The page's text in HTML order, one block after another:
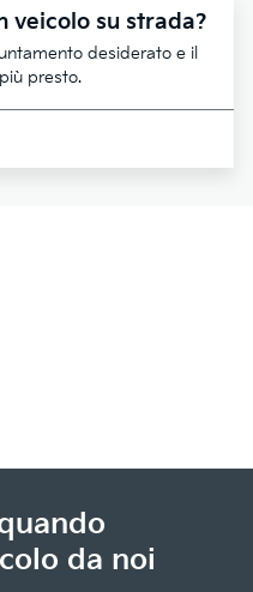
veicolo su strada?
desiderato e il
presto.
da noi